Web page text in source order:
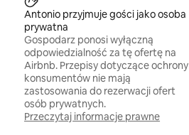
Antonio przyjmuje gości jako osoba
prywatna
Gospodarz ponosi wyłączną
odpowiedzialność za tę ofertę na
Airbnb. Przepisy dotyczące ochrony
konsumentów nie mają
zastosowania do rezerwacji ofert
osób prywatnych.
Przeczytaj informacje prawne